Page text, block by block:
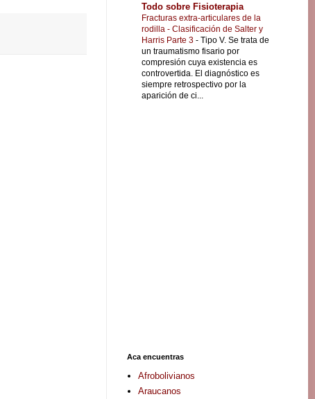
Todo sobre Fisioterapia
Fracturas extra-articulares de la
rodilla - Clasificación de Salter y
Harris Parte 3 - Tipo V. Se trata de
un traumatismo fisario por
compresión cuya existencia es
controvertida. El diagnóstico es
siempre retrospectivo por la
aparición de ci...
Aca encuentras
Afrobolivianos
Araucanos